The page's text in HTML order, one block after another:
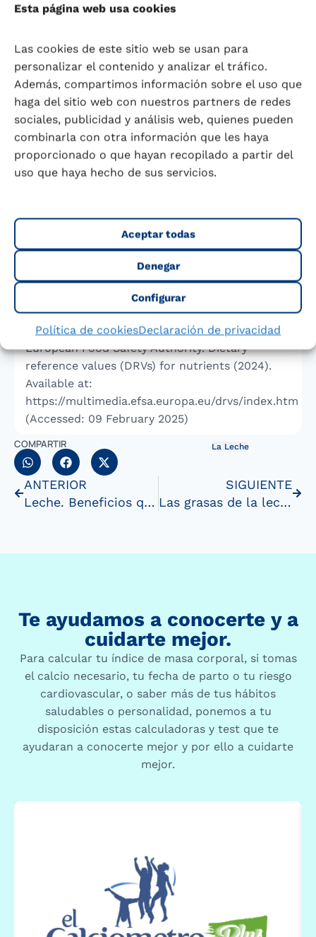
Esta página web usa cookies
Las cookies de este sitio web se usan para
personalizar el contenido y analizar el tráfico.
Además, compartimos información sobre el uso que
haga del sitio web con nuestros partners de redes
sociales, publicidad y análisis web, quienes pueden
combinarla con otra información que les haya
proporcionado o que hayan recopilado a partir del
uso que haya hecho de sus servicios.
Aceptar todas
Denegar
Configurar
Política de cookiesDeclaración de privacidad
Referencias
Imdad A, Mayo-Wilson E, Haykal MR, Regan A,
Sidhu J, Smith A, Bhutta ZA. Vitamin A
supplementation for preventing morbidity and
mortality in children from six months to five
years of age. Cochrane Database Syst Rev. 2022
Mar 16;3(3):CD008524. doi:
10.1002/14651858.CD008524.pub4. PMID:
35294044; PMCID: PMC8925277.
Office of dietary supplements – vitamin A and
carotenoids (no date) National Institute of
Health Office of Dietary Supplements. Available
at: https://ods.od.nih.gov/factsheets/VitaminA-
HealthProfessional/ (Accessed: 09 February
European Food Safety Authority. Dietary
reference values (DRVs) for nutrients (2024).
Available at:
https://multimedia.efsa.europa.eu/drvs/index.htm
(Accessed: 09 February 2025)
COMPARTIR La Leche
ANTERIOR
Leche. Beneficios que contienen la leche y susderivados
SIGUIENTE
Las grasas de la leche
Te ayudamos a conocerte y a
cuidarte mejor.
Para calcular tu índice de masa corporal, si tomas
el calcio necesario, tu fecha de parto o tu riesgo
cardiovascular, o saber más de tus hábitos
saludables o personalidad, ponemos a tu
disposición estas calculadoras y test que te
ayudaran a conocerte mejor y por ello a cuidarte
mejor.